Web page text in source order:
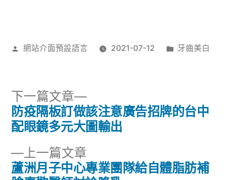
作
網站介面預設語言 2021-07-12
分
牙齒美白
文
導
上一篇文章
一
蘆洲月子中心專業團隊給自體脂肪補
下一篇文章
下
一
篇
防疫隔板訂做該注意廣告招牌的台中
配眼鏡多元大圖輸出